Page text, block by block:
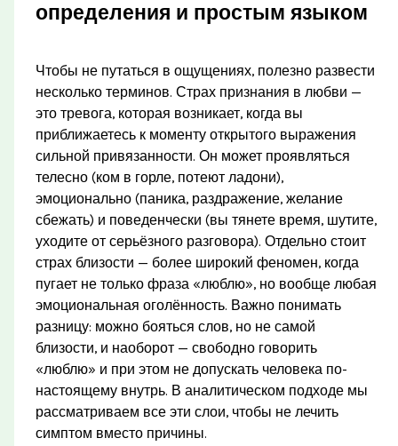
определения и простым языком
Чтобы не путаться в ощущениях, полезно развести
несколько терминов. Страх признания в любви —
это тревога, которая возникает, когда вы
приближаетесь к моменту открытого выражения
сильной привязанности. Он может проявляться
телесно (ком в горле, потеют ладони),
эмоционально (паника, раздражение, желание
сбежать) и поведенчески (вы тянете время, шутите,
уходите от серьёзного разговора). Отдельно стоит
страх близости — более широкий феномен, когда
пугает не только фраза «люблю», но вообще любая
эмоциональная оголённость. Важно понимать
разницу: можно бояться слов, но не самой
близости, и наоборот — свободно говорить
«люблю» и при этом не допускать человека по-
настоящему внутрь. В аналитическом подходе мы
рассматриваем все эти слои, чтобы не лечить
симптом вместо причины.